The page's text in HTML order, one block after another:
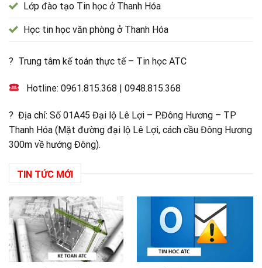
Lớp đào tạo Tin học ở Thanh Hóa
Học tin học văn phòng ở Thanh Hóa
? Trung tâm kế toán thực tế – Tin học ATC
Hotline:0961.815.368 |0948.815.368
? Địa chỉ: Số 01A45 Đại lộ Lê Lợi – P.Đông Hương – TP
Thanh Hóa (Mặt đường đại lộ Lê Lợi, cách cầu Đông Hương
300m về hướng Đông).
TIN TỨC MỚI